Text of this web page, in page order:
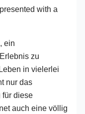
ein
zu
in vielerlei
nur das
für diese
auch eine völlig